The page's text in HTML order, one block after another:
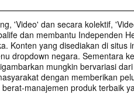
'Video' dan secara kolektif,
dan membantu Independen
Konten yang disediakan di situs
dropdown negara. Sementara
mungkin bervariasi
dengan memberikan
manajemen produk terbaik
Immunoturmeric
Minerals &
Terbaru
Info Produk :
Minerals & Herbal